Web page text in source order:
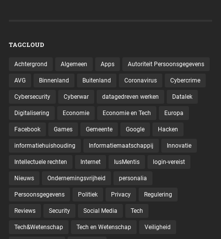
TAGCLOUD
Achtergrond Algemeen Apps Autoriteit Persoonsgegevens
AVG Binnenland Buitenland Coronavirus Cybercrime
Cybersecurity Cyberwar datagedreven werken Datalek
Digitalisering Economie Economie en Tech Europa
Facebook Games Gemeente Google Hacken
informatiehuishouding Informatiemaatschappij Innovatie
Intellectuele rechten Internet IusMentis login-vereist
Nieuws Ondernemingsvrijheid personalia
Persoonsgegevens Politiek Privacy Regulering
Reviews Security Social Media Tech
Tech&Wetenschap Tech en Wetenschap Veiligheid